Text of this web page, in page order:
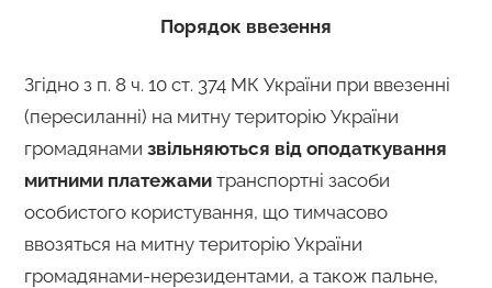
Порядок ввезення
Згідно з п. 8 ч. 10 ст. 374 МК України при ввезенні
(пересиланні) на митну територію України
громадянами звільняються від оподаткування
митними платежамитранспортні засоби
особистого користування, що тимчасово
ввозяться на митну територію України
громадянами-нерезидентами, а також пальне,